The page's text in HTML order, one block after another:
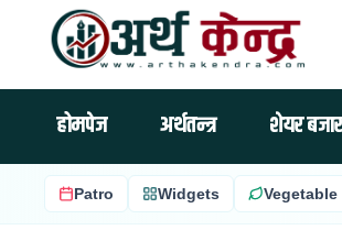
होमपेज अर्थतन्त्र शेयर बजार
Patro Widgets Vegetable